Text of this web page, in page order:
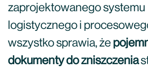
zaprojektowanego systemu
logistycznego i
wszystko sprawia, że
dokumenty do zniszczenia